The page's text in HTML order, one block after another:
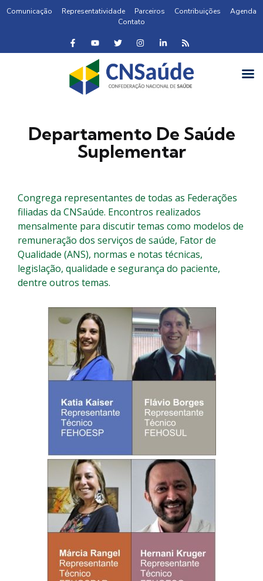
Comunicação Representatividade Parceiros Contribuições
Agenda
Contato
Departamento De Saúde
Suplementar
Congrega representantes de todas as Federações
filiadas da CNSaúde. Encontros realizados
mensalmente para discutir temas como modelos de
remuneração dos serviços de saúde, Fator de
Qualidade (ANS), normas e notas técnicas,
legislação, qualidade e segurança do paciente,
dentre outros temas.